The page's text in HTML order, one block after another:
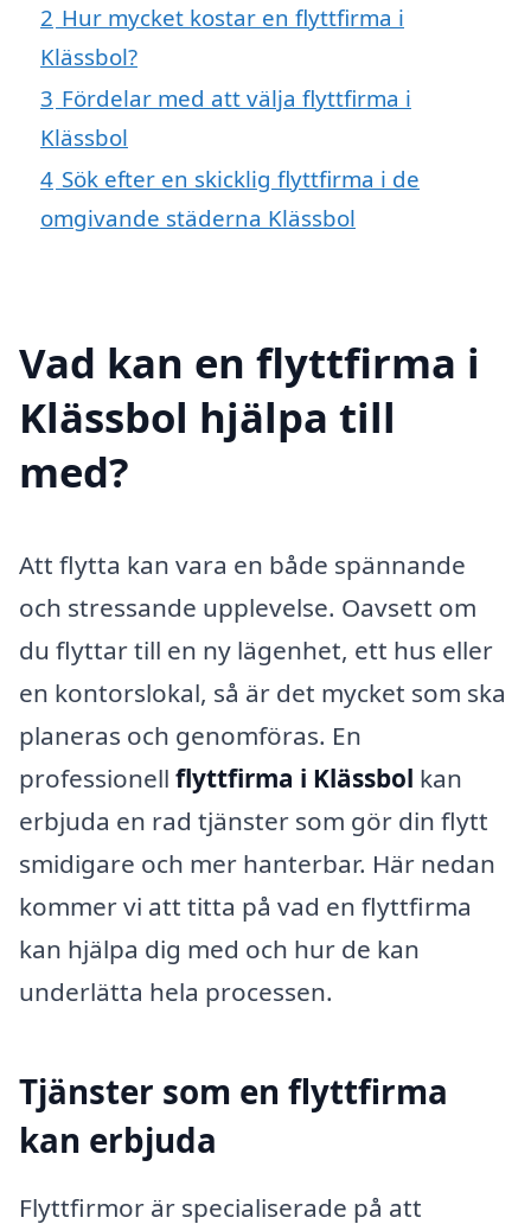
2 Hur mycket kostar en flyttfirma i
Klässbol?
3 Fördelar med att välja flyttfirma i
Klässbol
4 Sök efter en skicklig flyttfirma i de
omgivande städerna Klässbol
Vad kan en flyttfirma i
Klässbol hjälpa till
med?
Att flytta kan vara en både spännande
och stressande upplevelse. Oavsett om
du flyttar till en ny lägenhet, ett hus eller
en kontorslokal, så är det mycket som ska
planeras och genomföras. En
professionell flyttfirma i Klässbol kan
erbjuda en rad tjänster som gör din flytt
smidigare och mer hanterbar. Här nedan
kommer vi att titta på vad en flyttfirma
kan hjälpa dig med och hur de kan
underlätta hela processen.
Tjänster som en flyttfirma
kan erbjuda
Flyttfirmor är specialiserade på att